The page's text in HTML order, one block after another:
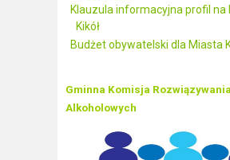
Klauzula informacyjna profil na
Kikół
Budżet obywatelski dla Miasta
Gminna Komisja
Alkoholowych